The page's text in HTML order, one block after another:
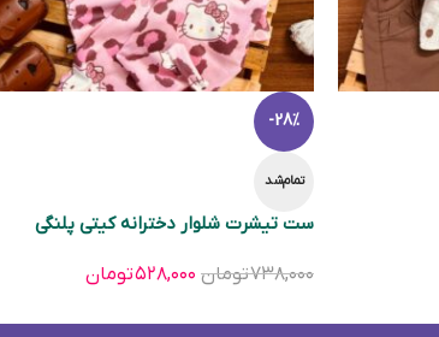
-28%
تمام‌شد
ست تیشرت شلوار دخترانه کیتی پلنگی
۷۳۸,۰۰۰تومان ۵۲۸,۰۰۰تومان